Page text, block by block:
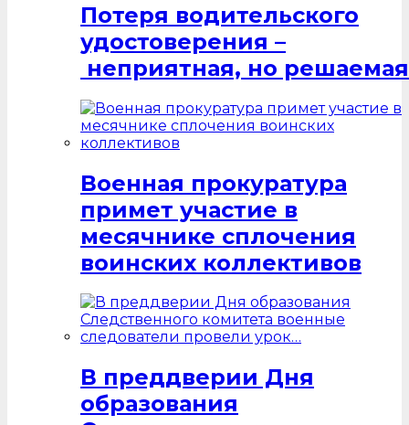
Потеря водительского
удостоверения –
неприятная, но
Военная прокуратура
примет участие в
месячнике сплочения
воинских коллективов
В преддверии Дня
образования